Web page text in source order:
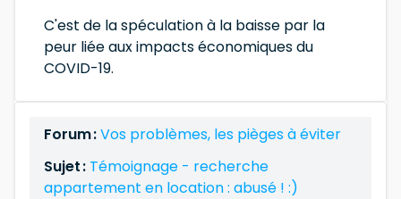
C'est de la spéculation à la baisse par la
peur liée aux impacts économiques du
COVID-19.
Forum :Vos problèmes, les pièges à éviter
Sujet : Témoignage - recherche
appartement en location : abusé ! :)